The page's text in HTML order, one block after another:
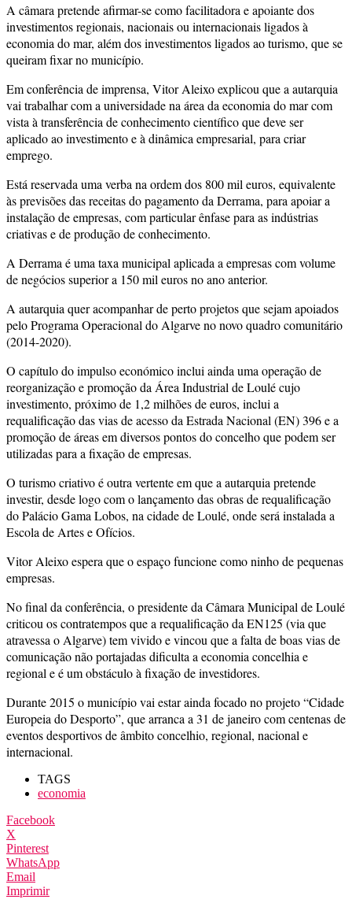
A câmara pretende afirmar-se como facilitadora e apoiante dos
investimentos regionais, nacionais ou internacionais ligados à
economia do mar, além dos investimentos ligados ao turismo, que se
queiram fixar no município.
Em conferência de imprensa, Vitor Aleixo explicou que a autarquia
vai trabalhar com a universidade na área da economia do mar com
vista à transferência de conhecimento científico que deve ser
aplicado ao investimento e à dinâmica empresarial, para criar
emprego.
Está reservada uma verba na ordem dos 800 mil euros, equivalente
às previsões das receitas do pagamento da Derrama, para apoiar a
instalação de empresas, com particular ênfase para as indústrias
criativas e de produção de conhecimento.
A Derrama é uma taxa municipal aplicada a empresas com volume
de negócios superior a 150 mil euros no ano anterior.
A autarquia quer acompanhar de perto projetos que sejam apoiados
pelo Programa Operacional do Algarve no novo quadro comunitário
(2014-2020).
O capítulo do impulso económico inclui ainda uma operação de
reorganização e promoção da Área Industrial de Loulé cujo
investimento, próximo de 1,2 milhões de euros, inclui a
requalificação das vias de acesso da Estrada Nacional (EN) 396 e a
promoção de áreas em diversos pontos do concelho que podem ser
utilizadas para a fixação de empresas.
O turismo criativo é outra vertente em que a autarquia pretende
investir, desde logo com o lançamento das obras de requalificação
do Palácio Gama Lobos, na cidade de Loulé, onde será instalada a
Escola de Artes e Ofícios.
Vitor Aleixo espera que o espaço funcione como ninho de pequenas
empresas.
No final da conferência, o presidente da Câmara Municipal de Loulé
criticou os contratempos que a requalificação da EN125 (via que
atravessa o Algarve) tem vivido e vincou que a falta de boas vias de
comunicação não portajadas dificulta a economia concelhia e
regional e é um obstáculo à fixação de investidores.
Durante 2015 o município vai estar ainda focado no projeto “Cidade
Europeia do Desporto”, que arranca a 31 de janeiro com centenas de
eventos desportivos de âmbito concelhio, regional, nacional e
internacional.
TAGS
economia
Facebook
X
Pinterest
WhatsApp
Email
Imprimir